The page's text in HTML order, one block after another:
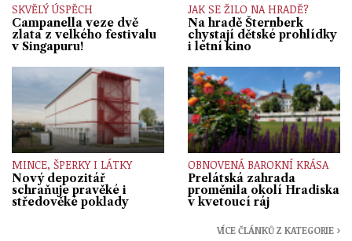
SKVĚLÝ ÚSPĚCH
Campanella veze dvě
zlata z velkého festivalu
v Singapuru!
JAK SE ŽILO NA HRADĚ?
Na hradě Šternberk
chystají dětské prohlídky
i letní kino
MINCE, ŠPERKY I LÁTKY
Nový depozitář
schraňuje pravěké i
středověké poklady
OBNOVENÁ BAROKNÍ KRÁSA
Prelátská zahrada
proměnila okolí Hradiska
v kvetoucí ráj
VÍCE ČLÁNKŮ Z KATEGORIE ›